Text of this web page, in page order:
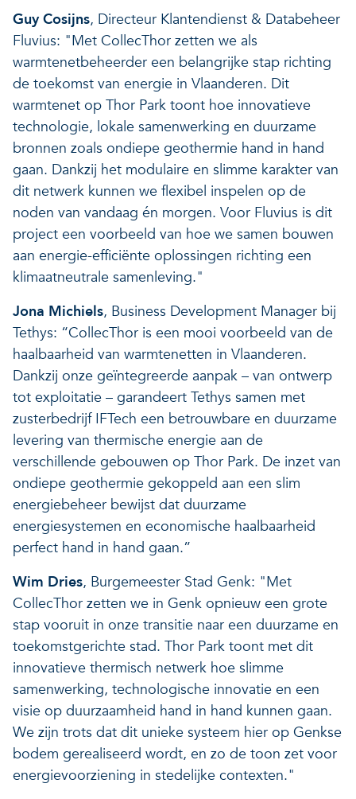
Guy Cosijns, Directeur Klantendienst & Databeheer
Fluvius: "Met CollecThor zetten we als
warmtenetbeheerder een belangrijke stap richting
de toekomst van energie in Vlaanderen. Dit
warmtenet op Thor Park toont hoe innovatieve
technologie, lokale samenwerking en duurzame
bronnen zoals ondiepe geothermie hand in hand
gaan. Dankzij het modulaire en slimme karakter van
dit netwerk kunnen we flexibel inspelen op de
noden van vandaag én morgen. Voor Fluvius is dit
project een voorbeeld van hoe we samen bouwen
aan energie-efficiënte oplossingen richting een
klimaatneutrale samenleving."
Jona Michiels, Business Development Manager bij
Tethys: “CollecThor is een mooi voorbeeld van de
haalbaarheid van warmtenetten in Vlaanderen.
Dankzij onze geïntegreerde aanpak – van ontwerp
tot exploitatie – garandeert Tethys samen met
zusterbedrijf IFTech een betrouwbare en duurzame
levering van thermische energie aan de
verschillende gebouwen op Thor Park. De inzet van
ondiepe geothermie gekoppeld aan een slim
energiebeheer bewijst dat duurzame
energiesystemen en economische haalbaarheid
perfect hand in hand gaan.”
Wim Dries, Burgemeester Stad Genk: "Met
CollecThor zetten we in Genk opnieuw een grote
stap vooruit in onze transitie naar een duurzame en
toekomstgerichte stad. Thor Park toont met dit
innovatieve thermisch netwerk hoe slimme
samenwerking, technologische innovatie en een
visie op duurzaamheid hand in hand kunnen gaan.
We zijn trots dat dit unieke systeem hier op Genkse
bodem gerealiseerd wordt, en zo de toon zet voor
energievoorziening in stedelijke contexten."